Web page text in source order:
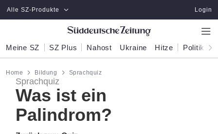
Zum Hauptinhalt springen
Alle SZ-Produkte Login
Meine SZ SZ Plus Nahost Ukraine Hitze Politik
Home Bildung Sprachquiz
Sprachquiz
Was ist ein
Palindrom?